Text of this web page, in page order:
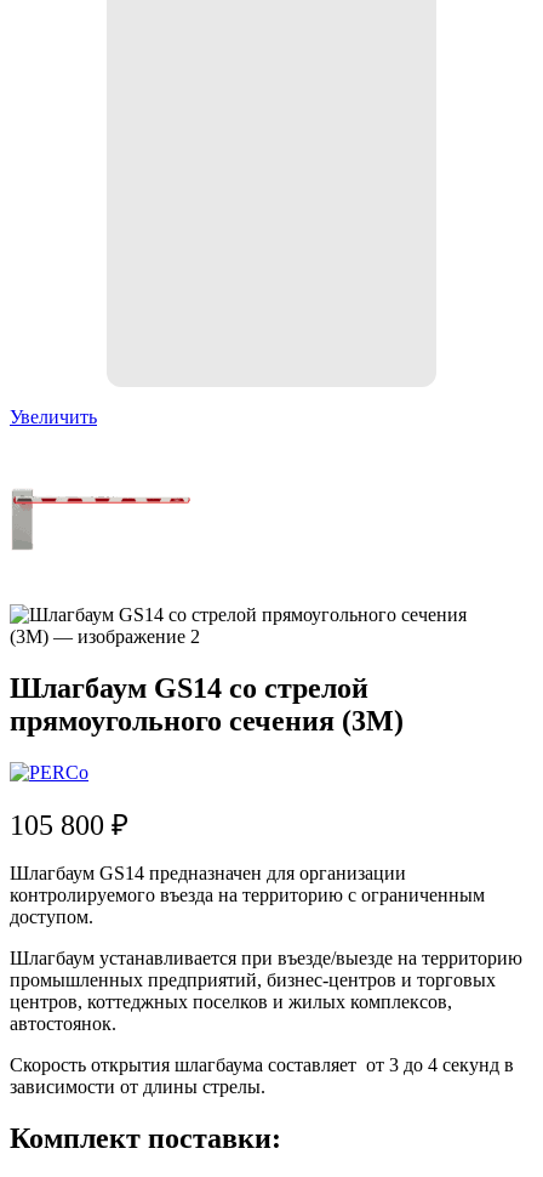
Увеличить
Шлагбаум GS14 со стрелой
прямоугольного сечения (3М)
105 800 ₽
Шлагбаум GS14 предназначен для организации
контролируемого въезда на территорию с ограниченным
доступом.
Шлагбаум устанавливается при въезде/выезде на территорию
промышленных предприятий, бизнес-центров и торговых
центров, коттеджных поселков и жилых комплексов,
автостоянок.
Скорость открытия шлагбаума составляет от 3 до 4 секунд в
зависимости от длины стрелы.
Комплект поставки: